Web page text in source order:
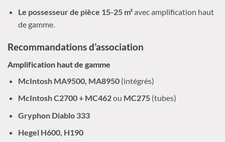
Le possesseur de pièce 15-25 m²avec amplification haut
de gamme.
Recommandations d’association
Amplification haut de gamme
McIntosh MA9500, MA8950(intégrés)
McIntosh C2700 + MC462ou MC275(tubes)
Gryphon Diablo 333
Hegel H600, H190